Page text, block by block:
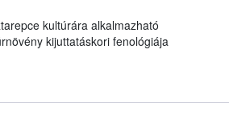
kultúrára alkalmazható
kijuttatáskori fenológiája